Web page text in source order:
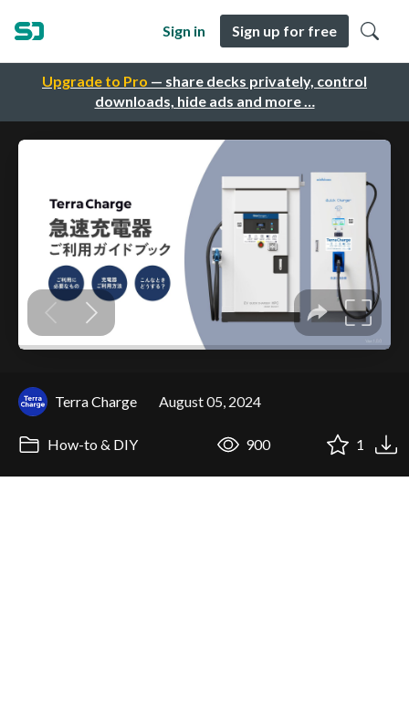
Upgrade to Pro — share decks privately, control
downloads, hide ads and more …
Sign in Sign up for free
Terra Charge August 05, 2024
How-to & DIY 900 1